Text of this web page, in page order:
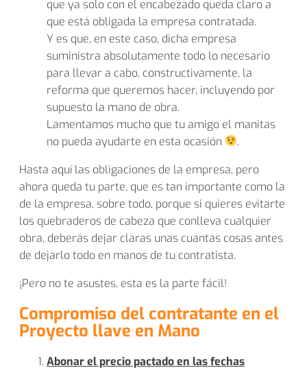
que ya solo con el encabezado queda claro a
que está obligada la empresa contratada.
Y es que, en este caso, dicha empresa
suministra absolutamente todo lo necesario
para llevar a cabo, constructivamente, la
reforma que queremos hacer, incluyendo por
supuesto la mano de obra.
Lamentamos mucho que tu amigo el manitas
no pueda ayudarte en esta ocasión
.
Hasta aquí las obligaciones de la empresa, pero
ahora queda tu parte, que es tan importante como la
de la empresa, sobre todo, porque si quieres evitarte
los quebraderos de cabeza que conlleva cualquier
obra, deberás dejar claras unas cuantas cosas antes
de dejarlo todo en manos de tu contratista.
¡Pero no te asustes, esta es la parte fácil!
Compromiso del contratante en el
Proyecto llave en Mano
Abonar el precio pactado en las fechas